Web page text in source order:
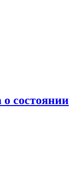
состоянии